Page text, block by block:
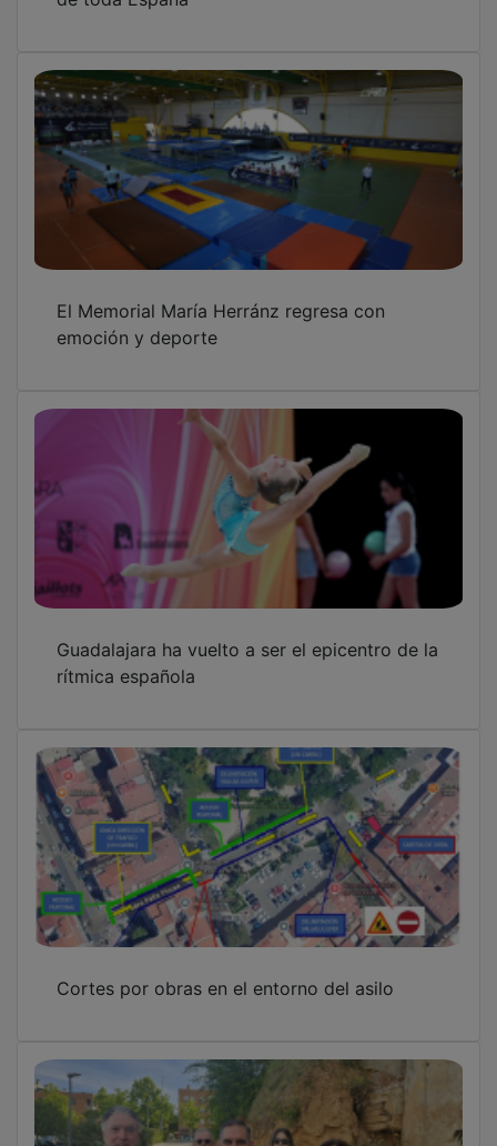
Guadalajara ha vuelto a ser el epicentro de la
rítmica española
Cortes por obras en el entorno del asilo
Las obras del muro del Multiusos arrancan en
Guadalajara para acabar con los
desprendimientos
OTRAS NOTICIAS